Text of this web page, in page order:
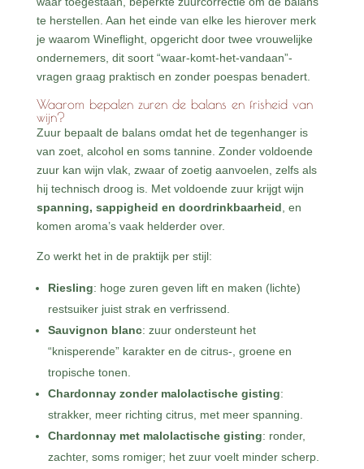
te herstellen. Aan het einde van elke les hierover merk
je waarom Wineflight, opgericht door twee vrouwelijke
ondernemers, dit soort “waar-komt-het-vandaan”-
vragen graag praktisch en zonder poespas benadert.
Waarom bepalen zuren de balans en frisheid van
wijn?
Zuur bepaalt de balans omdat het de tegenhanger is
van zoet, alcohol en soms tannine. Zonder voldoende
zuur kan wijn vlak, zwaar of zoetig aanvoelen, zelfs als
hij technisch droog is. Met voldoende zuur krijgt wijn
spanning, sappigheid en doordrinkbaarheid , en
komen aroma’s vaak helderder over.
Zo werkt het in de praktijk per stijl:
Riesling: hoge zuren geven lift en maken (lichte)
restsuiker juist strak en verfrissend.
Sauvignon blanc: zuur ondersteunt het
“knisperende” karakter en de citrus-, groene en
tropische tonen.
Chardonnay zonder malolactische gisting:
strakker, meer richting citrus, met meer spanning.
Chardonnay met malolactische gisting: ronder,
zachter, soms romiger; het zuur voelt minder scherp.